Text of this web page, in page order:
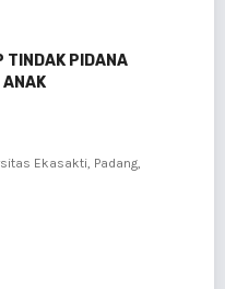
TINDAK PIDANA
ANAK
Ekasakti, Padang,